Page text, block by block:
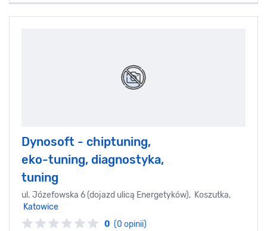
Dynosoft - chiptuning,
eko-tuning, diagnostyka,
tuning
ul. Józefowska 6 (dojazd ulicą Energetyków), Koszutka,
Katowice
0 (0 opinii)